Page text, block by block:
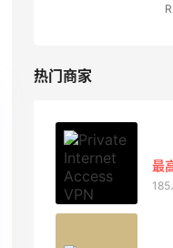
热门商家
最
185